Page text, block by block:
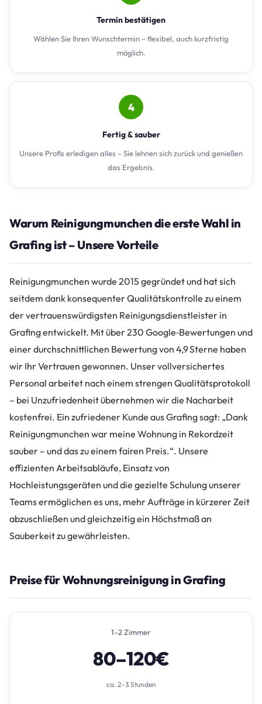
Termin bestätigen
Wählen Sie Ihren Wunschtermin – flexibel, auch kurzfristig
möglich.
4
Fertig & sauber
Unsere Profis erledigen alles – Sie lehnen sich zurück und genießen
das Ergebnis.
Warum Reinigungmunchen die erste Wahl in
Grafing ist – Unsere Vorteile
Reinigungmunchen wurde 2015 gegründet und hat sich
seitdem dank konsequenter Qualitätskontrolle zu einem
der vertrauenswürdigsten Reinigungsdienstleister in
Grafing entwickelt. Mit über 230 Google‑Bewertungen und
einer durchschnittlichen Bewertung von 4,9 Sterne haben
wir Ihr Vertrauen gewonnen. Unser vollversichertes
Personal arbeitet nach einem strengen Qualitätsprotokoll
– bei Unzufriedenheit übernehmen wir die Nacharbeit
kostenfrei. Ein zufriedener Kunde aus Grafing sagt: „Dank
Reinigungmunchen war meine Wohnung in Rekordzeit
sauber – und das zu einem fairen Preis.“. Unsere
effizienten Arbeitsabläufe, Einsatz von
Hochleistungsgeräten und die gezielte Schulung unserer
Teams ermöglichen es uns, mehr Aufträge in kürzerer Zeit
abzuschließen und gleichzeitig ein Höchstmaß an
Sauberkeit zu gewährleisten.
Preise für Wohnungsreinigung in Grafing
1–2 Zimmer
80–120€
ca. 2–3 Stunden